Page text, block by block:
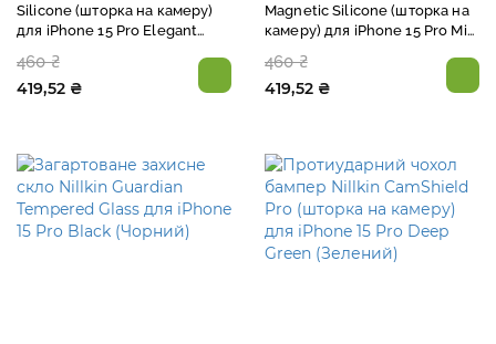
Silicone (шторка на камеру)
для iPhone 15 Pro Elegant
460 ₴
419,52 ₴
Magnetic Silicone (шторка на
камеру) для iPhone 15 Pro Mist
460 ₴
419,52 ₴